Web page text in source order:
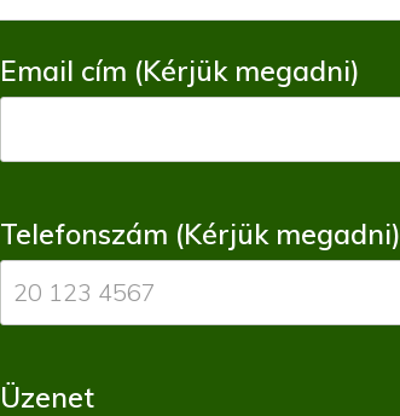
Email cím (Kérjük megadni)
Telefonszám (Kérjük megadni)
Üzenet